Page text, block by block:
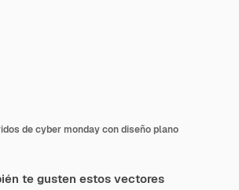
de cyber monday con diseño plano
te gusten estos vectores